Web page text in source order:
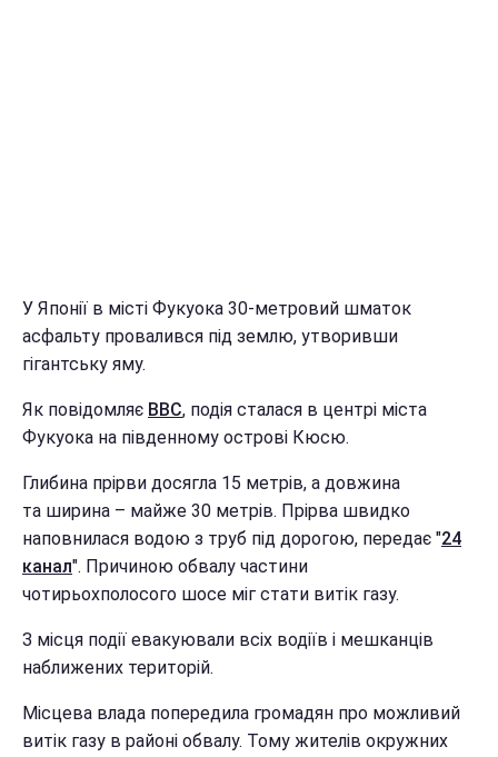
У Японії в місті Фукуока 30-метровий шматок
асфальту провалився під землю, утворивши
гігантську яму.
Як повідомляє BBC, подія сталася в центрі міста
Фукуока на південному острові Кюсю.
Глибина прірви досягла 15 метрів, а довжина
та ширина – майже 30 метрів. Прірва швидко
наповнилася водою з труб під дорогою, передає "24
канал". Причиною обвалу частини
чотирьохполосого шосе міг стати витік газу.
З місця події евакуювали всіх водіїв і мешканців
наближених територій.
Місцева влада попередила громадян про можливий
витік газу в районі обвалу. Тому жителів окружних